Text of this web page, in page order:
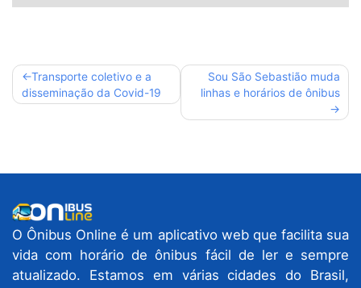
Navegação
de
Transporte coletivo e a
disseminação da Covid-19
Sou São Sebastião muda
linhas e horários de ônibus
O Ônibus Online é um aplicativo web que facilita sua
vida com horário de ônibus fácil de ler e sempre
atualizado. Estamos em várias cidades do Brasil,